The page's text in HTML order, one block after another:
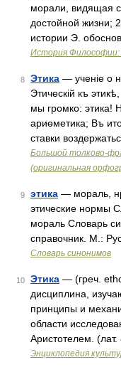
морали, видящая
достойной жизни;
истории Э.
История Философии:
8 Этика — ученіе о
Этическій къ
мы громко: этика!
ариѳметика; Въ
ставки
Большой толково-
(оригинальная
9 этика — мораль,
этические нормы
мораль Словарь
справочник. М.:
Словарь синонимов
10 Этика — (греч.
дисциплина,
принципы и
области
Аристотелем.
Энциклопедия